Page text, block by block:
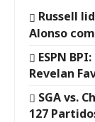
Russell
Alonso
ESPN
Revelan
SGA vs.
127